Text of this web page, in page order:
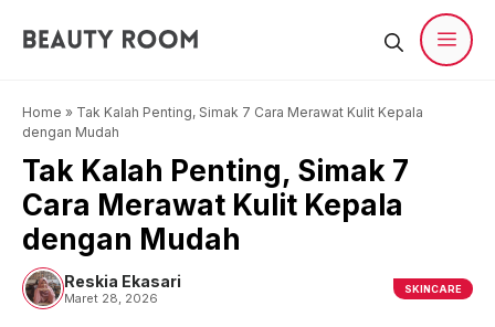
Home » Tak Kalah Penting, Simak 7 Cara Merawat Kulit Kepala
dengan Mudah
Tak Kalah Penting, Simak 7
Cara Merawat Kulit Kepala
dengan Mudah
Reskia Ekasari
Maret 28, 2026
SKINCARE